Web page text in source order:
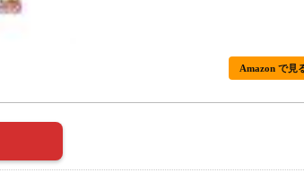
Amazon で見